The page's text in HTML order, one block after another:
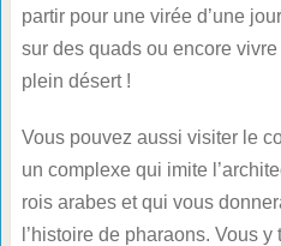
partir pour une virée d’une
sur des quads ou encore
plein désert !
Vous pouvez aussi visiter le
un complexe qui imite
rois arabes et qui vous
l’histoire de pharaons. Vous